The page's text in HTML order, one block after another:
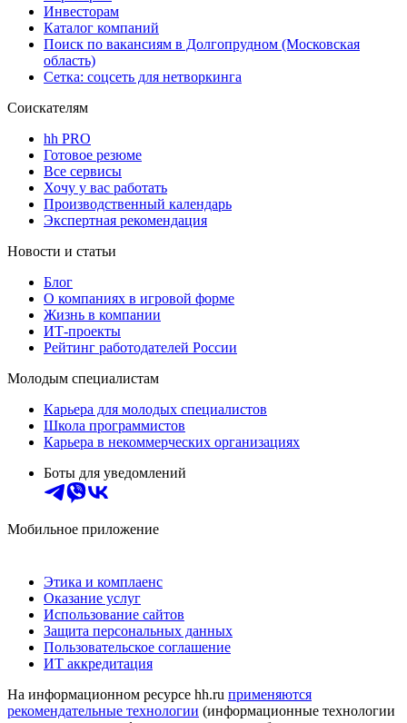
Инвесторам
Каталог компаний
Поиск по вакансиям в Долгопрудном (Московская
область)
Сетка: соцсеть для нетворкинга
Соискателям
hh PRO
Готовое резюме
Все сервисы
Хочу у вас работать
Производственный календарь
Экспертная рекомендация
Новости и статьи
Блог
О компаниях в игровой форме
Жизнь в компании
ИТ-проекты
Рейтинг работодателей России
Молодым специалистам
Карьера для молодых специалистов
Школа программистов
Карьера в некоммерческих организациях
Боты для уведомлений
Мобильное приложение
Этика и комплаенс
Оказание услуг
Использование сайтов
Защита персональных данных
Пользовательское соглашение
ИТ аккредитация
На информационном ресурсе hh.ru применяются
рекомендательные технологии (информационные технологии